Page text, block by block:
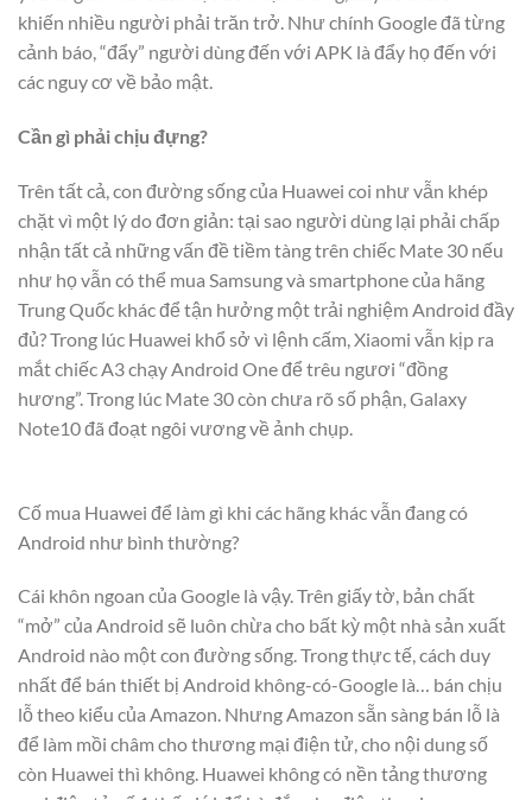
khiến nhiều người phải trăn trở. Như chính Google đã từng
cảnh báo, “đẩy” người dùng đến với APK là đẩy họ đến với
các nguy cơ về bảo mật.
Cần gì phải chịu đựng?
Trên tất cả, con đường sống của Huawei coi như vẫn khép
chặt vì một lý do đơn giản: tại sao người dùng lại phải chấp
nhận tất cả những vấn đề tiềm tàng trên chiếc Mate 30 nếu
như họ vẫn có thể mua Samsung và smartphone của hãng
Trung Quốc khác để tận hưởng một trải nghiệm Android đầy
đủ? Trong lúc Huawei khổ sở vì lệnh cấm, Xiaomi vẫn kịp ra
mắt chiếc A3 chạy Android One để trêu ngươi “đồng
hương”. Trong lúc Mate 30 còn chưa rõ số phận, Galaxy
Note10 đã đoạt ngôi vương về ảnh chụp.
Cố mua Huawei để làm gì khi các hãng khác vẫn đang có
Android như bình thường?
Cái khôn ngoan của Google là vậy. Trên giấy tờ, bản chất
“mở” của Android sẽ luôn chừa cho bất kỳ một nhà sản xuất
Android nào một con đường sống. Trong thực tế, cách duy
nhất để bán thiết bị Android không-có-Google là… bán chịu
lỗ theo kiểu của Amazon. Nhưng Amazon sẵn sàng bán lỗ là
để làm mồi châm cho thương mại điện tử, cho nội dung số
còn Huawei thì không. Huawei không có nền tảng thương